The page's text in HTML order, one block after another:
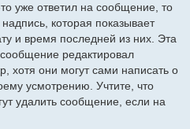
уже ответил на сообщение, то
которая показывает
и время последней из них. Эта
редактировал
хотя они могут сами написать о
усмотрению. Учтите, что
удалить сообщение, если на